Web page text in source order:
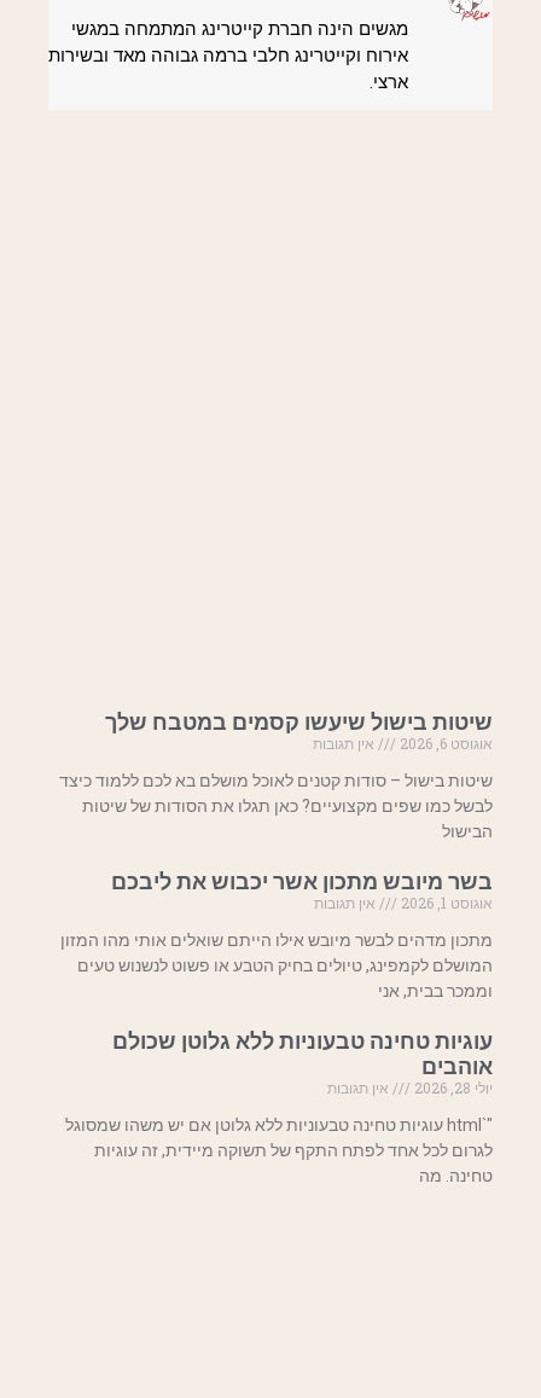
מגשים הינה חברת קייטרינג המתמחה במגשי
אירוח וקייטרינג חלבי ברמה גבוהה מאד ובשירות
ארצי.
שיטות בישול שיעשו קסמים במטבח שלך
אוגוסט 6, 2026
אין תגובות
שיטות בישול – סודות קטנים לאוכל מושלם בא לכם ללמוד כיצד
לבשל כמו שפים מקצועיים? כאן תגלו את הסודות של שיטות
הבישול
בשר מיובש מתכון אשר יכבוש את ליבכם
אוגוסט 1, 2026
אין תגובות
מתכון מדהים לבשר מיובש אילו הייתם שואלים אותי מהו המזון
המושלם לקמפינג, טיולים בחיק הטבע או פשוט לנשנוש טעים
וממכר בבית, אני
עוגיות טחינה טבעוניות ללא גלוטן שכולם
אוהבים
יולי 28, 2026
אין תגובות
"`html עוגיות טחינה טבעוניות ללא גלוטן אם יש משהו שמסוגל
לגרום לכל אחד לפתח התקף של תשוקה מיידית, זה עוגיות
טחינה. מה